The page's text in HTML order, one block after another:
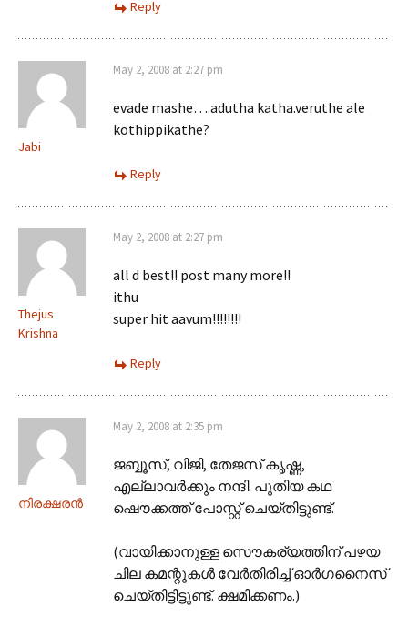
Reply
Jabi
May 2, 2008 at 2:27 pm
evade mashe….adutha katha.veruthe ale
kothippikathe?
Reply
Thejus
Krishna
May 2, 2008 at 2:27 pm
all d best!! post many more!!
ithu
super hit aavum!!!!!!!!
Reply
നിരക്ഷരന്‍
May 2, 2008 at 2:35 pm
ജബ്ബൂസ്, വിജി, തേജസ് കൃഷ്ണ,
എല്ലാവര്‍ക്കും നന്ദി. പുതിയ കഥ
ഷൌക്കത്ത് പോസ്റ്റ് ചെയ്തിട്ടുണ്ട്.
(വായിക്കാനുള്ള സൌകര്യത്തിന് പഴയ
ചില കമന്റുകള്‍ വേര്‍തിരിച്ച് ഓര്‍ഗനൈസ്
ചെയ്തിട്ടിട്ടുണ്ട്. ക്ഷമിക്കണം.)